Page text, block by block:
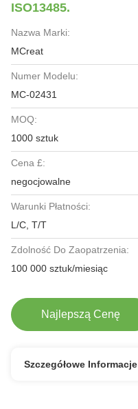
ISO13485.
Nazwa Marki:
MCreat
Numer Modelu:
MC-02431
MOQ:
1000 sztuk
Cena £:
negocjowalne
Warunki Płatności:
L/C, T/T
Zdolność Do Zaopatrzenia:
100 000 sztuk/miesiąc
Najlepszą Cenę
Szczegółowe Informacje